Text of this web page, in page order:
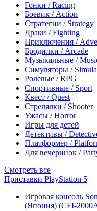
Гонки / Racing
Боевик / Action
Стратегии / Strategy
Драки / Fighting
Приключения /
Бродилки / Arcade
Музыкальные /
Симуляторы /
Ролевые / RPG
Спортивные / Sport
Квест / Quest
Стрелялки / Shooter
Ужасы / Horror
Игры для детей
Детективы /
Платформер /
Для вечеринок /
Смотреть все
Приставки PlayStation 5
Игровая консоль
(Япония) (CFI-